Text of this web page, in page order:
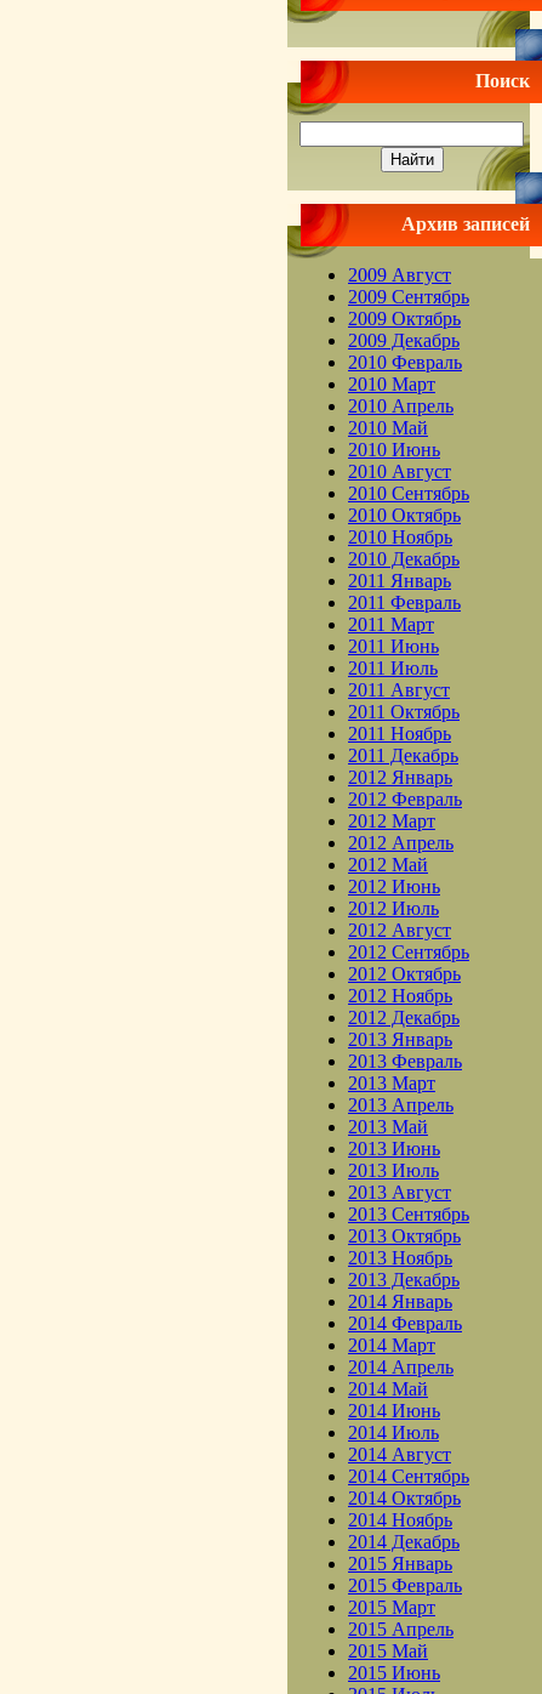
Поиск
Архив записей
2009 Август
2009 Сентябрь
2009 Октябрь
2009 Декабрь
2010 Февраль
2010 Март
2010 Апрель
2010 Май
2010 Июнь
2010 Август
2010 Сентябрь
2010 Октябрь
2010 Ноябрь
2010 Декабрь
2011 Январь
2011 Февраль
2011 Март
2011 Июнь
2011 Июль
2011 Август
2011 Октябрь
2011 Ноябрь
2011 Декабрь
2012 Январь
2012 Февраль
2012 Март
2012 Апрель
2012 Май
2012 Июнь
2012 Июль
2012 Август
2012 Сентябрь
2012 Октябрь
2012 Ноябрь
2012 Декабрь
2013 Январь
2013 Февраль
2013 Март
2013 Апрель
2013 Май
2013 Июнь
2013 Июль
2013 Август
2013 Сентябрь
2013 Октябрь
2013 Ноябрь
2013 Декабрь
2014 Январь
2014 Февраль
2014 Март
2014 Апрель
2014 Май
2014 Июнь
2014 Июль
2014 Август
2014 Сентябрь
2014 Октябрь
2014 Ноябрь
2014 Декабрь
2015 Январь
2015 Февраль
2015 Март
2015 Апрель
2015 Май
2015 Июнь